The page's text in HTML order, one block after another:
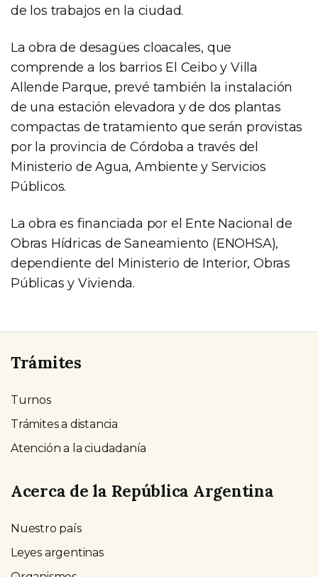
de los trabajos en la ciudad.
La obra de desagües cloacales, que
comprende a los barrios El Ceibo y Villa
Allende Parque, prevé también la instalación
de una estación elevadora y de dos plantas
compactas de tratamiento que serán provistas
por la provincia de Córdoba a través del
Ministerio de Agua, Ambiente y Servicios
Públicos.
La obra es financiada por el Ente Nacional de
Obras Hídricas de Saneamiento (ENOHSA),
dependiente del Ministerio de Interior, Obras
Públicas y Vivienda.
Trámites
Turnos
Trámites a distancia
Atención a la ciudadanía
Acerca de la República Argentina
Nuestro país
Leyes argentinas